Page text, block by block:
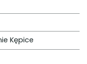
Kępice